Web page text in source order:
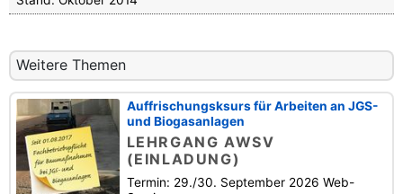
Weitere Themen
Auffrischungsksurs für Arbeiten an JGS-
und Biogasanlagen
LEHRGANG AWSV
(EINLADUNG)
Termin: 29./30. September 2026 Web-